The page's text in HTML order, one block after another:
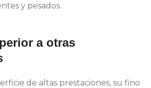
y pesados.
a otras
de altas prestaciones, su fino